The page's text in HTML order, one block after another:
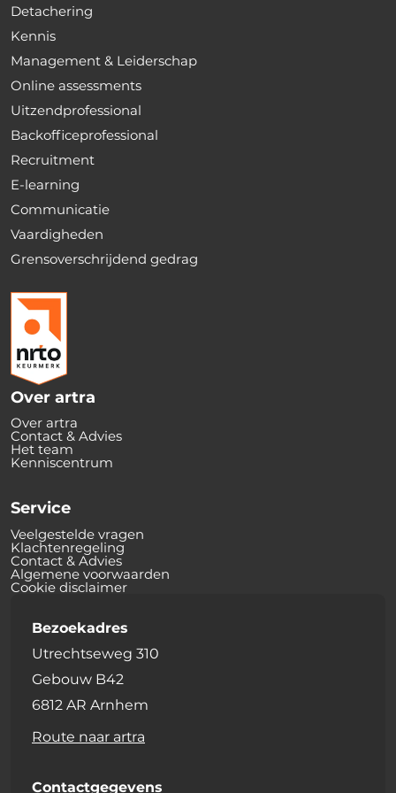
Detachering
Kennis
Management & Leiderschap
Online assessments
Uitzendprofessional
Backofficeprofessional
Recruitment
E-learning
Communicatie
Vaardigheden
Grensoverschrijdend gedrag
Over artra
Over artra
Contact & Advies
Het team
Kenniscentrum
Service
Veelgestelde vragen
Klachtenregeling
Contact & Advies
Algemene voorwaarden
Cookie disclaimer
Bezoekadres
Utrechtseweg 310
Gebouw B42
6812 AR Arnhem
Route naar artra
Contactgegevens